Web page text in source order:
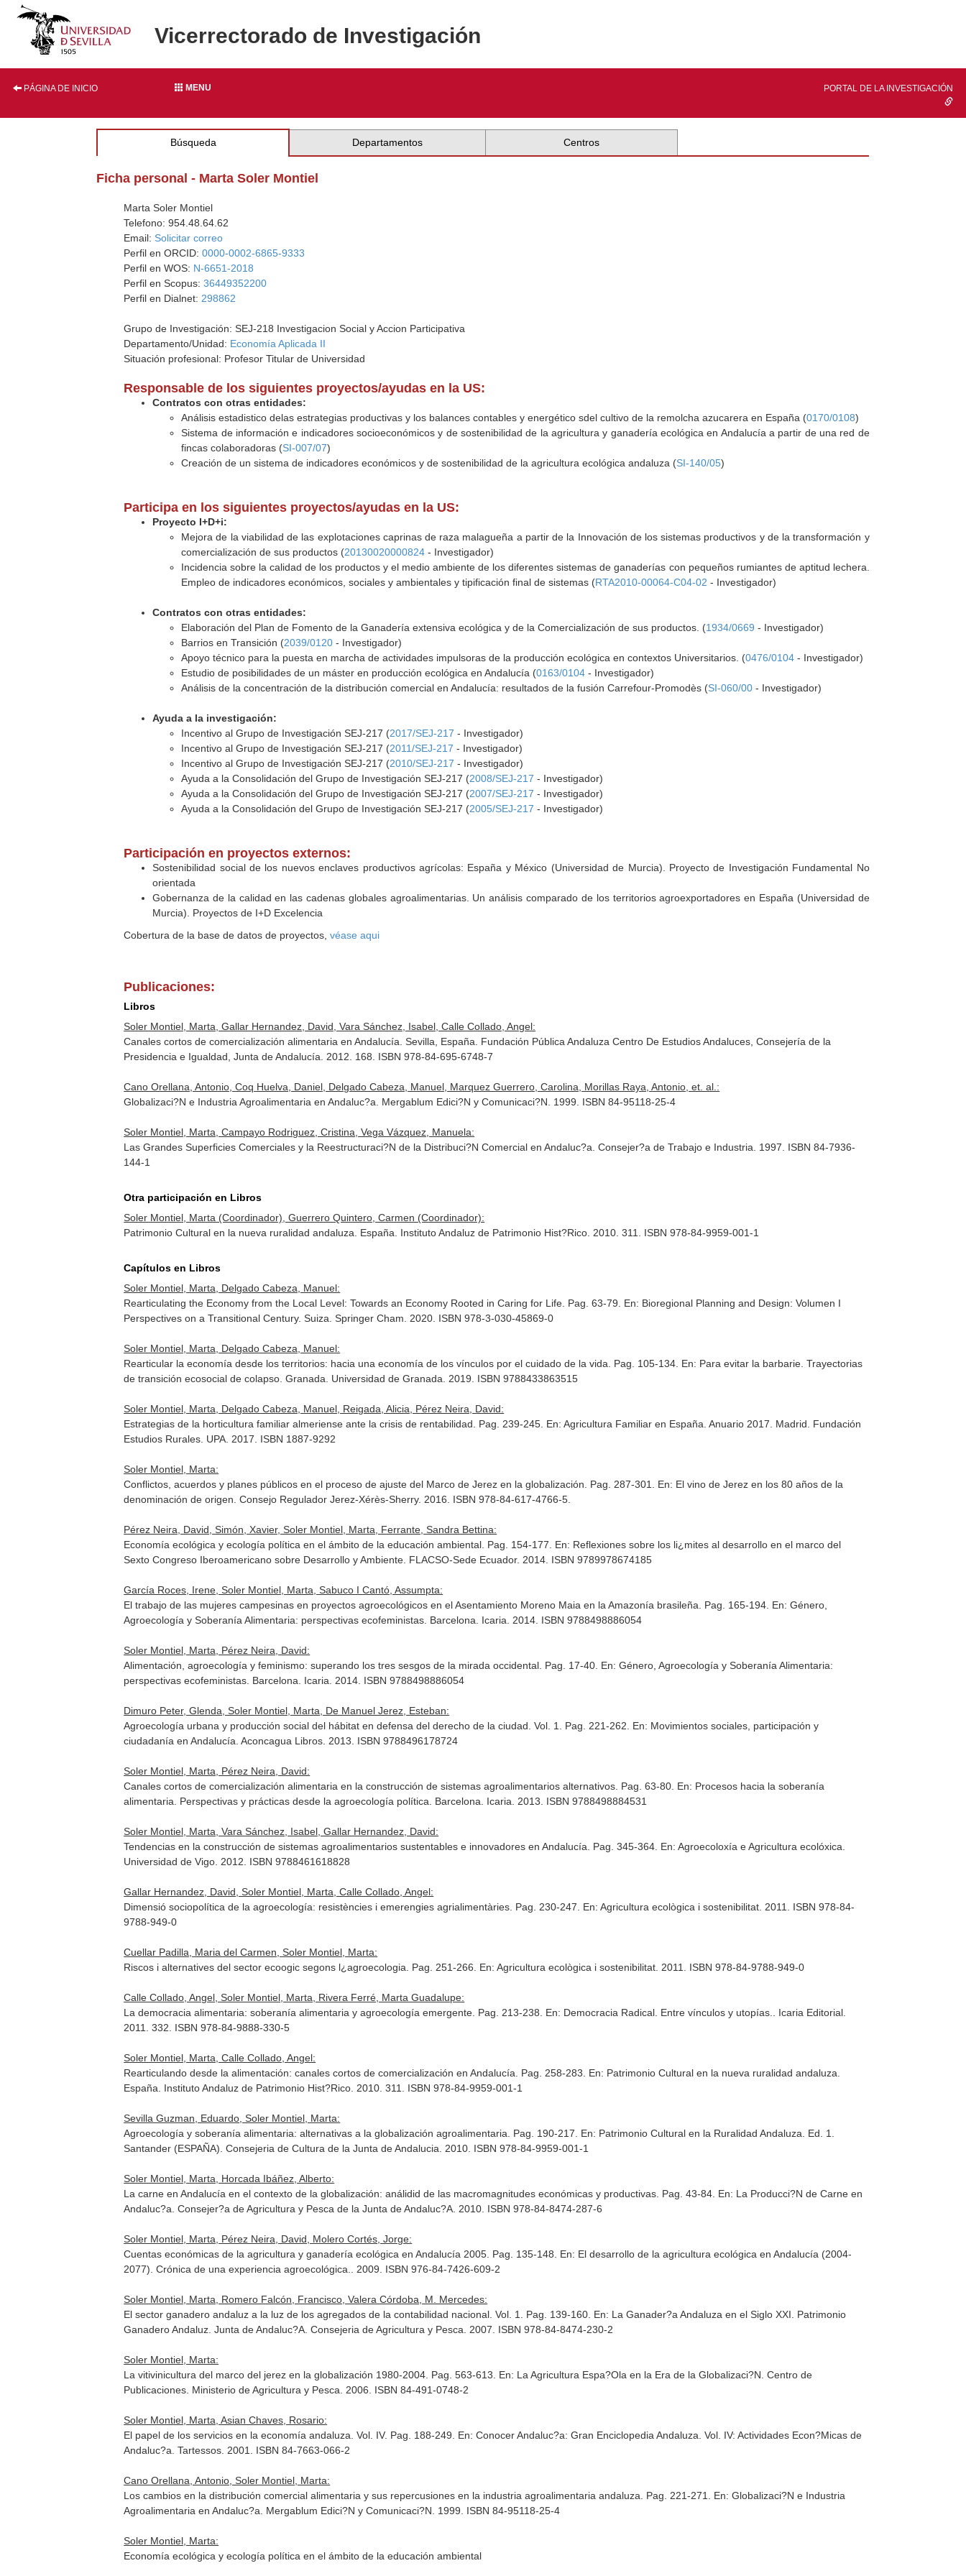
Vicerrectorado de Investigación
PÁGINA DE INICIO MENU PORTAL DE LA INVESTIGACIÓN
Búsqueda Departamentos Centros
Ficha personal - Marta Soler Montiel
Marta Soler Montiel
Telefono: 954.48.64.62
Email: Solicitar correo
Perfil en ORCID:0000-0002-6865-9333
Perfil en WOS: N-6651-2018
Perfil en Scopus:36449352200
Perfil en Dialnet: 298862
Grupo de Investigación: SEJ-218 Investigacion Social y Accion Participativa
Departamento/Unidad: Economía Aplicada II
Situación profesional: Profesor Titular de Universidad
Responsable de los siguientes proyectos/ayudas en la US:
Contratos con otras entidades:
Análisis estadistico delas estrategias productivas y los balances contables y energético sdel cultivo de la remolcha azucarera en España (0170/0108)
Sistema de información e indicadores socioeconómicos y de sostenibilidad de la agricultura y ganadería ecológica en Andalucía a partir de una red de
fincas colaboradoras (SI-007/07)
Creación de un sistema de indicadores económicos y de sostenibilidad de la agricultura ecológica andaluza (SI-140/05)
Participa en los siguientes proyectos/ayudas en la US:
Proyecto I+D+i:
Mejora de la viabilidad de las explotaciones caprinas de raza malagueña a partir de la Innovación de los sistemas productivos y de la transformación y
comercialización de sus productos (20130020000824 - Investigador)
Incidencia sobre la calidad de los productos y el medio ambiente de los diferentes sistemas de ganaderías con pequeños rumiantes de aptitud lechera.
Empleo de indicadores económicos, sociales y ambientales y tipificación final de sistemas (RTA2010-00064-C04-02 - Investigador)
Contratos con otras entidades:
Elaboración del Plan de Fomento de la Ganadería extensiva ecológica y de la Comercialización de sus productos. (1934/0669 - Investigador)
Barrios en Transición (2039/0120 - Investigador)
Apoyo técnico para la puesta en marcha de actividades impulsoras de la producción ecológica en contextos Universitarios. (0476/0104 - Investigador)
Estudio de posibilidades de un máster en producción ecológica en Andalucía (0163/0104 - Investigador)
Análisis de la concentración de la distribución comercial en Andalucía: resultados de la fusión Carrefour-Promodès (SI-060/00 - Investigador)
Ayuda a la investigación:
Incentivo al Grupo de Investigación SEJ-217 (2017/SEJ-217 - Investigador)
Incentivo al Grupo de Investigación SEJ-217 (2011/SEJ-217 - Investigador)
Incentivo al Grupo de Investigación SEJ-217 (2010/SEJ-217 - Investigador)
Ayuda a la Consolidación del Grupo de Investigación SEJ-217 (2008/SEJ-217 - Investigador)
Ayuda a la Consolidación del Grupo de Investigación SEJ-217 (2007/SEJ-217 - Investigador)
Ayuda a la Consolidación del Grupo de Investigación SEJ-217 (2005/SEJ-217 - Investigador)
Participación en proyectos externos:
Sostenibilidad social de los nuevos enclaves productivos agrícolas: España y México (Universidad de Murcia). Proyecto de Investigación Fundamental No
orientada
Gobernanza de la calidad en las cadenas globales agroalimentarias. Un análisis comparado de los territorios agroexportadores en España (Universidad de
Murcia). Proyectos de I+D Excelencia
Cobertura de la base de datos de proyectos,véase aqui
Publicaciones:
Libros
Soler Montiel, Marta, Gallar Hernandez, David, Vara Sánchez, Isabel, Calle Collado, Angel:
Canales cortos de comercialización alimentaria en Andalucía. Sevilla, España. Fundación Pública Andaluza Centro De Estudios Andaluces, Consejería de la
Presidencia e Igualdad, Junta de Andalucía. 2012. 168. ISBN 978-84-695-6748-7
Cano Orellana, Antonio, Coq Huelva, Daniel, Delgado Cabeza, Manuel, Marquez Guerrero, Carolina, Morillas Raya, Antonio, et. al.:
Globalizaci?N e Industria Agroalimentaria en Andaluc?a. Mergablum Edici?N y Comunicaci?N. 1999. ISBN 84-95118-25-4
Soler Montiel, Marta, Campayo Rodriguez, Cristina, Vega Vázquez, Manuela:
Las Grandes Superficies Comerciales y la Reestructuraci?N de la Distribuci?N Comercial en Andaluc?a. Consejer?a de Trabajo e Industria. 1997. ISBN 84-7936-
144-1
Otra participación en Libros
Soler Montiel, Marta (Coordinador), Guerrero Quintero, Carmen (Coordinador):
Patrimonio Cultural en la nueva ruralidad andaluza. España. Instituto Andaluz de Patrimonio Hist?Rico. 2010. 311. ISBN 978-84-9959-001-1
Capítulos en Libros
Soler Montiel, Marta, Delgado Cabeza, Manuel:
Rearticulating the Economy from the Local Level: Towards an Economy Rooted in Caring for Life. Pag. 63-79. En: Bioregional Planning and Design: Volumen I
Perspectives on a Transitional Century. Suiza. Springer Cham. 2020. ISBN 978-3-030-45869-0
Soler Montiel, Marta, Delgado Cabeza, Manuel:
Rearticular la economía desde los territorios: hacia una economía de los vínculos por el cuidado de la vida. Pag. 105-134. En: Para evitar la barbarie. Trayectorias
de transición ecosocial de colapso . Granada. Universidad de Granada. 2019. ISBN 9788433863515
Soler Montiel, Marta, Delgado Cabeza, Manuel, Reigada, Alicia, Pérez Neira, David:
Estrategias de la horticultura familiar almeriense ante la crisis de rentabilidad. Pag. 239-245. En: Agricultura Familiar en España. Anuario 2017 . Madrid. Fundación
Estudios Rurales. UPA. 2017. ISBN 1887-9292
Soler Montiel, Marta:
Conflictos, acuerdos y planes públicos en el proceso de ajuste del Marco de Jerez en la globalización. Pag. 287-301. En: El vino de Jerez en los 80 años de la
denominación de origen . Consejo Regulador Jerez-Xérès-Sherry. 2016. ISBN 978-84-617-4766-5.
Pérez Neira, David, Simón, Xavier, Soler Montiel, Marta, Ferrante, Sandra Bettina:
Economía ecológica y ecología política en el ámbito de la educación ambiental. Pag. 154-177. En: Reflexiones sobre los li¿mites al desarrollo en el marco del
Sexto Congreso Iberoamericano sobre Desarrollo y Ambiente . FLACSO-Sede Ecuador. 2014. ISBN 9789978674185
García Roces, Irene, Soler Montiel, Marta, Sabuco I Cantó, Assumpta:
El trabajo de las mujeres campesinas en proyectos agroecológicos en el Asentamiento Moreno Maia en la Amazonía brasileña. Pag. 165-194. En: Género,
Agroecología y Soberanía Alimentaria: perspectivas ecofeministas . Barcelona. Icaria. 2014. ISBN 9788498886054
Soler Montiel, Marta, Pérez Neira, David:
Alimentación, agroecología y feminismo: superando los tres sesgos de la mirada occidental. Pag. 17-40. En: Género, Agroecología y Soberanía Alimentaria:
perspectivas ecofeministas . Barcelona. Icaria. 2014. ISBN 9788498886054
Dimuro Peter, Glenda, Soler Montiel, Marta, De Manuel Jerez, Esteban:
Agroecología urbana y producción social del hábitat en defensa del derecho de la ciudad. Vol. 1. Pag. 221-262. En: Movimientos sociales, participación y
ciudadanía en Andalucía . Aconcagua Libros. 2013. ISBN 9788496178724
Soler Montiel, Marta, Pérez Neira, David:
Canales cortos de comercialización alimentaria en la construcción de sistemas agroalimentarios alternativos. Pag. 63-80. En: Procesos hacia la soberanía
alimentaria. Perspectivas y prácticas desde la agroecología política . Barcelona. Icaria. 2013. ISBN 9788498884531
Soler Montiel, Marta, Vara Sánchez, Isabel, Gallar Hernandez, David:
Tendencias en la construcción de sistemas agroalimentarios sustentables e innovadores en Andalucía. Pag. 345-364. En: Agroecoloxía e Agricultura ecolóxica
Universidad de Vigo. 2012. ISBN 9788461618828
Gallar Hernandez, David, Soler Montiel, Marta, Calle Collado, Angel:
Dimensió sociopolítica de la agroecología: resistències i emerengies agrialimentàries. Pag. 230-247. En: Agricultura ecològica i sostenibilitat . 2011. ISBN 978-84-
9788-949-0
Cuellar Padilla, Maria del Carmen, Soler Montiel, Marta:
Riscos i alternatives del sector ecoogic segons l¿agroecologia. Pag. 251-266. En: Agricultura ecològica i sostenibilitat . 2011. ISBN 978-84-9788-949-0
Calle Collado, Angel, Soler Montiel, Marta, Rivera Ferré, Marta Guadalupe:
La democracia alimentaria: soberanía alimentaria y agroecología emergente. Pag. 213-238. En: Democracia Radical. Entre vínculos y utopías.
. Icaria Editorial.
2011. 332. ISBN 978-84-9888-330-5
Soler Montiel, Marta, Calle Collado, Angel:
Rearticulando desde la alimentación: canales cortos de comercialización en Andalucía. Pag. 258-283. En: Patrimonio Cultural en la nueva ruralidad andaluza
España. Instituto Andaluz de Patrimonio Hist?Rico. 2010. 311. ISBN 978-84-9959-001-1
Sevilla Guzman, Eduardo, Soler Montiel, Marta:
Agroecología y soberanía alimentaria: alternativas a la globalización agroalimentaria. Pag. 190-217. En: Patrimonio Cultural en la Ruralidad Andaluza . Ed. 1.
Santander (ESPAÑA). Consejeria de Cultura de la Junta de Andalucia. 2010. ISBN 978-84-9959-001-1
Soler Montiel, Marta, Horcada Ibáñez, Alberto:
La carne en Andalucía en el contexto de la globalización: análidid de las macromagnitudes económicas y productivas. Pag. 43-84. En: La Producci?N de Carne en
Andaluc?a . Consejer?a de Agricultura y Pesca de la Junta de Andaluc?A. 2010. ISBN 978-84-8474-287-6
Soler Montiel, Marta, Pérez Neira, David, Molero Cortés, Jorge:
Cuentas económicas de la agricultura y ganadería ecológica en Andalucía 2005. Pag. 135-148. En: El desarrollo de la agricultura ecológica en Andalucía (2004-
2077). Crónica de una experiencia agroecológica.
. 2009. ISBN 976-84-7426-609-2
Soler Montiel, Marta, Romero Falcón, Francisco, Valera Córdoba, M. Mercedes:
El sector ganadero andaluz a la luz de los agregados de la contabilidad nacional. Vol. 1. Pag. 139-160. En: La Ganader?a Andaluza en el Siglo XXI. Patrimonio
Ganadero Andaluz . Junta de Andaluc?A. Consejeria de Agricultura y Pesca. 2007. ISBN 978-84-8474-230-2
Soler Montiel, Marta:
La vitivinicultura del marco del jerez en la globalización 1980-2004. Pag. 563-613. En: La Agricultura Espa?Ola en la Era de la Globalizaci?N . Centro de
Publicaciones. Ministerio de Agricultura y Pesca. 2006. ISBN 84-491-0748-2
Soler Montiel, Marta, Asian Chaves, Rosario:
El papel de los servicios en la economía andaluza. Vol. IV. Pag. 188-249. En: Conocer Andaluc?a: Gran Enciclopedia Andaluza. Vol. IV: Actividades Econ?Micas de
Andaluc?a . Tartessos. 2001. ISBN 84-7663-066-2
Cano Orellana, Antonio, Soler Montiel, Marta:
Los cambios en la distribución comercial alimentaria y sus repercusiones en la industria agroalimentaria andaluza. Pag. 221-271. En: Globalizaci?N e Industria
Agroalimentaria en Andaluc?a . Mergablum Edici?N y Comunicaci?N. 1999. ISBN 84-95118-25-4
Soler Montiel, Marta:
Economía ecológica y ecología política en el ámbito de la educación ambiental